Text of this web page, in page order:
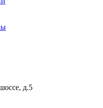
д.5